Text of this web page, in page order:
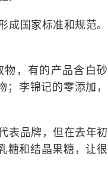
成国家标准和规范。
，有的产品含白砂
李锦记的零添加，
表品牌，但在去年初
糖和结晶果糖，让很